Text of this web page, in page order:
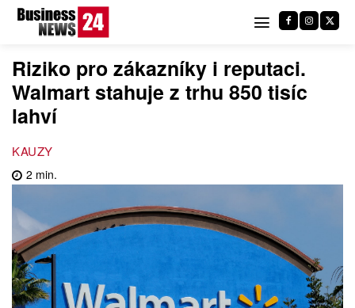
Riziko pro zákazníky i reputaci.
Walmart stahuje z trhu 850 tisíc
lahví
KAUZY
2 min.